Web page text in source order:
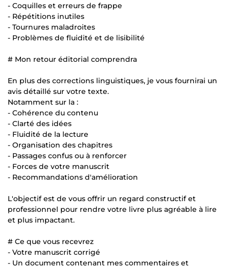
- Coquilles et erreurs de frappe
- Répétitions inutiles
- Tournures maladroites
- Problèmes de fluidité et de lisibilité
# Mon retour éditorial comprendra
En plus des corrections linguistiques, je vous fournirai un
avis détaillé sur votre texte.
Notamment sur la :
- Cohérence du contenu
- Clarté des idées
- Fluidité de la lecture
- Organisation des chapitres
- Passages confus ou à renforcer
- Forces de votre manuscrit
- Recommandations d'amélioration
L'objectif est de vous offrir un regard constructif et
professionnel pour rendre votre livre plus agréable à lire
et plus impactant.
# Ce que vous recevrez
- Votre manuscrit corrigé
- Un document contenant mes commentaires et